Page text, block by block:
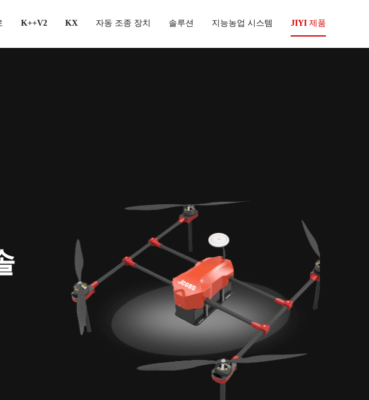
K++V2 KX 자동 조종 장치 솔루션 지능농업 시스템 JIYI 제품